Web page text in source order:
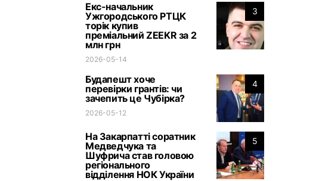
3
Екс-начальник
Ужгородського РТЦК
торік купив
преміальний ZEEKR за 2
млн грн
2026-05-14
4
Будапешт хоче
перевірки грантів: чи
зачепить це Чубірка?
2026-05-12
5
На Закарпатті соратник
Медведчука та
Шуфрича став головою
регіонального
відділення НОК України